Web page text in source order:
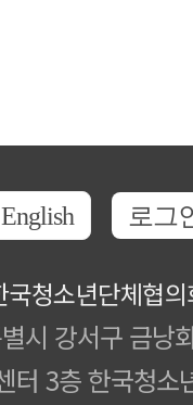
English 로그
국청소년단체협
시 강서구 금낭
터 3층 한국청소